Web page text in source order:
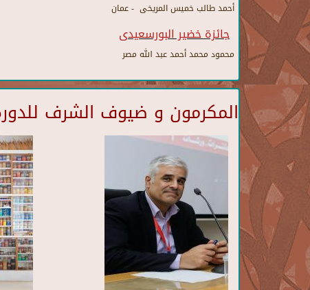
أحمد طالب خميس المريخى - عمان
جائزة خضير البورسعيدى
محمود محمد أحمد عبد الله مصر
المكرمون و ضيوف الشرف